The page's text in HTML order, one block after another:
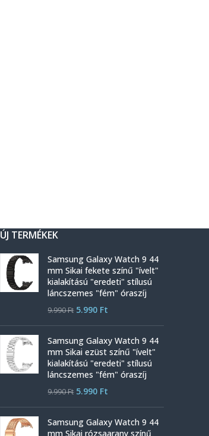
ÚJ TERMÉKEK
Samsung Galaxy Watch 9 44
mm Sikai fekete színű "ívelt"
kialakítású "eredeti" stílusú
láncszemes "fém" óraszíj
9.990Ft 5.990 Ft
Samsung Galaxy Watch 9 44
mm Sikai ezüst színű "ívelt"
kialakítású "eredeti" stílusú
láncszemes "fém" óraszíj
9.990Ft 5.990 Ft
Samsung Galaxy Watch 9 44
mm Sikai rózsaarany színű